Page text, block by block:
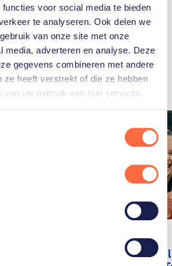
voor social media te bieden
te analyseren. Ook delen we
van onze site met onze
media, adverteren en analyse. Deze
gegevens combineren met andere
ze heeft verstrekt of die ze hebben
van uw gebruik van hun services.
Toon alle
Drie